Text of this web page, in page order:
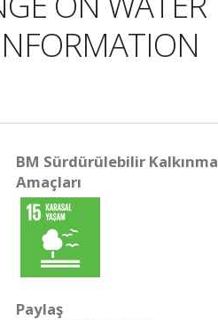
BM Sürdürülebilir Kalkınma
Amaçları
Paylaş